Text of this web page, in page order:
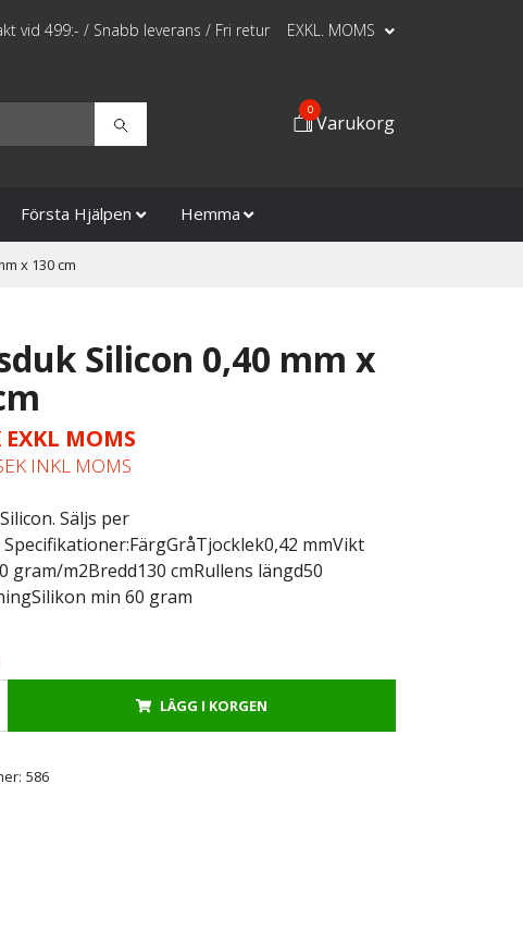
vid 499:- / Snabb leverans / Fri retur EXKL. MOMS
0
Varukorg
Första Hjälpen Hemma
x 130 cm
Silicon 0,40 mm x
EXKL MOMS
INKL MOMS
Säljs per
mmVikt
gram/m2Bredd130 cmRullens längd50
min 60 gram
LÄGG I KORGEN
586